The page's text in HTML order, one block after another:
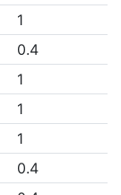
1
0.4
1
1
1
0.4